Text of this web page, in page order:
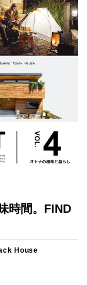
プライ
バシー
ポリシ
ー
採用情
報
時間。FIND
House